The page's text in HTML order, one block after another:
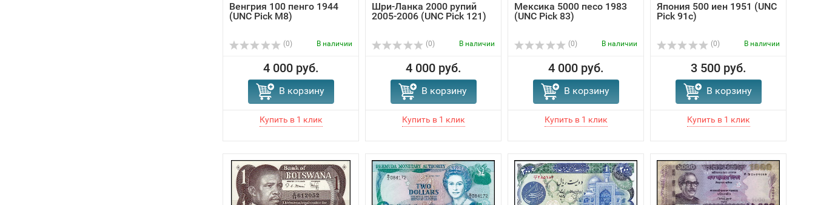
Венгрия 100 пенго 1944
(UNC Pick M8)
(0) В наличии
4 000 руб.
В корзину
Шри-Ланка 2000 рупий
2005-2006 (UNC Pick 121)
(0) В наличии
4 000 руб.
В корзину
Мексика 5000 песо 1983
(UNC Pick 83)
(0) В наличии
4 000 руб.
В корзину
Япония 500 иен 1951 (UNC
Pick 91c)
(0) В наличии
3 500 руб.
В корзину